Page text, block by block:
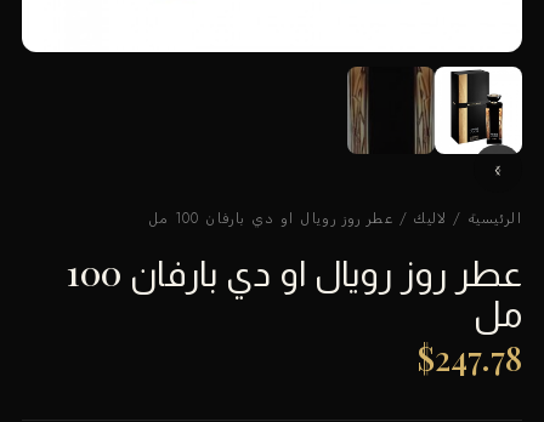
الرئيسية / لاليك / عطر روز رويال او دي بارفان 100 مل
عطر روز رويال او دي بارفان 100
مل
$247.78